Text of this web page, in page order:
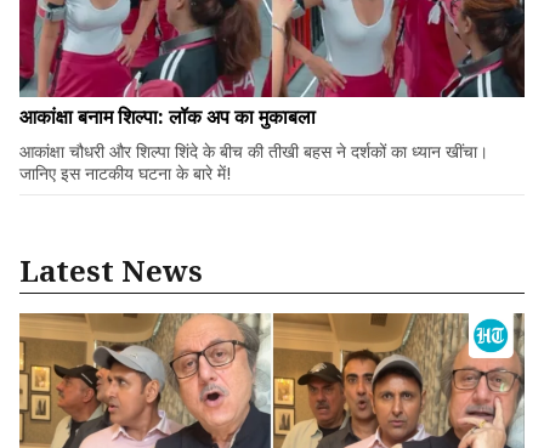
आकांक्षा बनाम शिल्पा: लॉक अप का मुकाबला
आकांक्षा चौधरी और शिल्पा शिंदे के बीच की तीखी बहस ने दर्शकों का ध्यान खींचा।
जानिए इस नाटकीय घटना के बारे में!
Latest News